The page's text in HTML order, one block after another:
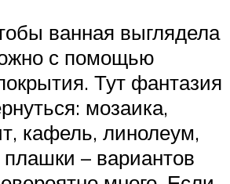
ванная выглядела
с помощью
Тут фантазия
мозаика,
кафель, линолеум,
– вариантов